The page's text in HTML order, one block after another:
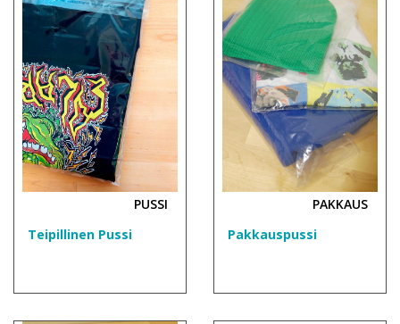
PUSSI
Teipillinen Pussi
PAKKAUS
Pakkauspussi